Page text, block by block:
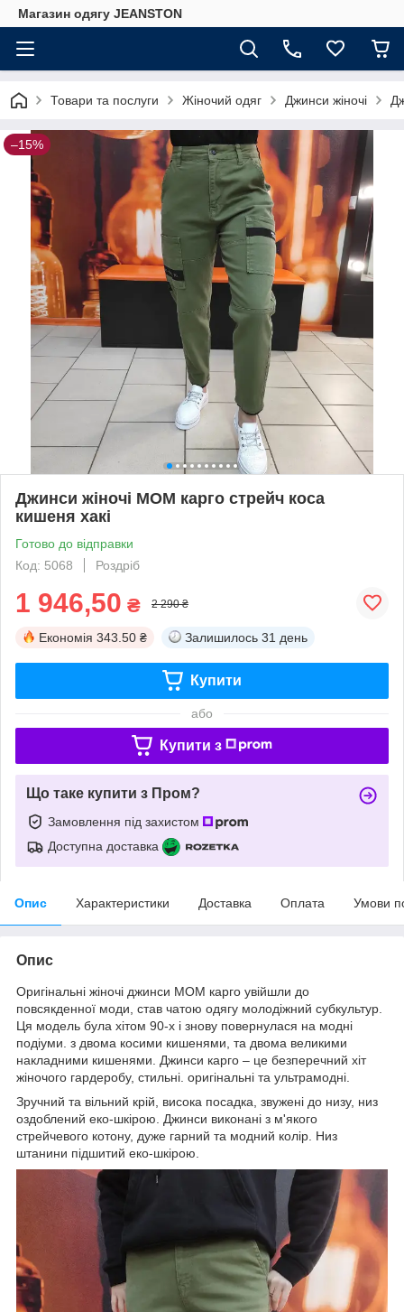
Магазин одягу JEANSTON
Товари та послуги Жіночий одяг Джинси жіночі
–15%
Джинси жіночі МОМ карго стрейч коса
кишеня хакі
Готово до відправки
Код: 5068
Роздріб
1 946,50 ₴ 2 290 ₴
Економія 343.50 ₴ Залишилось 31 день
Купити
або
Купити з
Що таке купити з Пром?
Замовлення під захистом
Доступна доставка
Опис Характеристики Доставка Оплата Умови
Опис
Оригінальні жіночі джинси МОМ карго увійшли до
повсякденної моди, став чатою одягу молодіжний субкультур.
Ця модель була хітом 90-х і знову повернулася на модні
подіуми. з двома косими кишенями, та двома великими
накладними кишенями. Джинси карго – це безперечний хіт
жіночого гардеробу, стильні. оригінальні та ультрамодні.
Зручний та вільний крій, висока посадка, звужені до низу, низ
оздоблений еко-шкірою. Джинси виконані з м'якого
стрейчевого котону, дуже гарний та модний колір. Низ
штанини підшитий еко-шкірою.